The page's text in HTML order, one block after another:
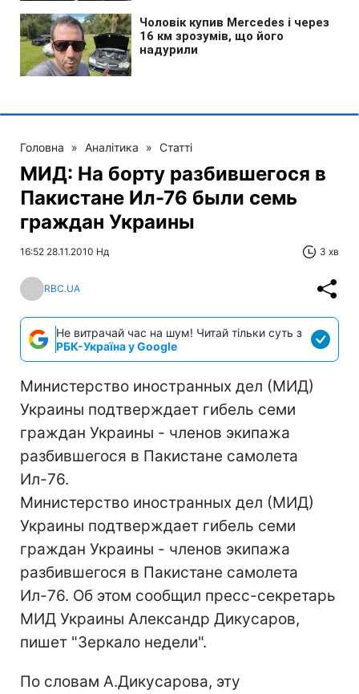
Головна » Аналітика » Статті
МИД: На борту разбившегося в
Пакистане Ил-76 были семь
граждан Украины
16:52 28.11.2010 Нд 3 хв
RBC.UA
Не витрачай час на шум! Читай тільки суть з
РБК-Україна у Google
Министерство иностранных дел (МИД)
Украины подтверждает гибель семи
граждан Украины - членов экипажа
разбившегося в Пакистане самолета
Ил-76.
Министерство иностранных дел (МИД)
Украины подтверждает гибель семи
граждан Украины - членов экипажа
разбившегося в Пакистане самолета
Ил-76. Об этом сообщил пресс-секретарь
МИД Украины Александр Дикусаров,
пишет "Зеркало недели".
По словам А.Дикусарова, эту